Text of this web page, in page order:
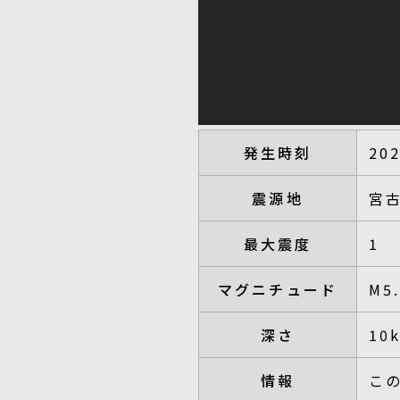
発生時刻
震源地 宮
最大震度 1
マグニチュード
深さ
情報 こ